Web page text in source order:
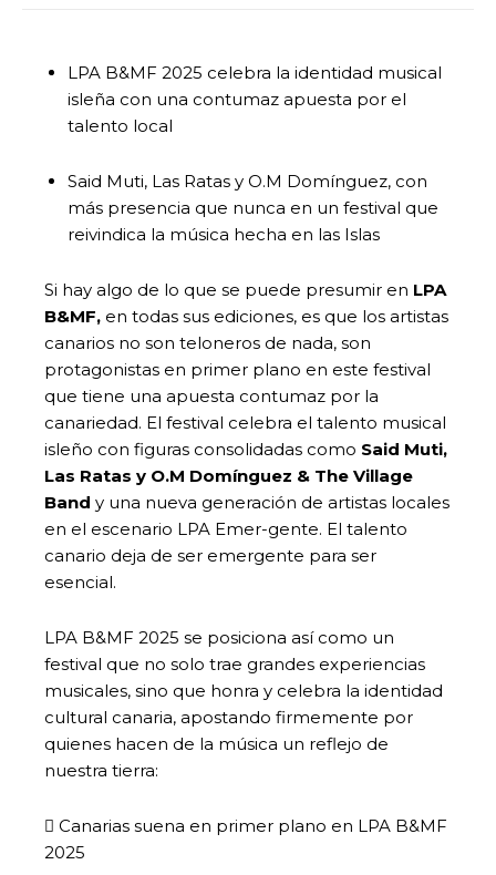
LPA B&MF 2025 celebra la identidad musical
isleña con una contumaz apuesta por el
talento local
Said Muti, Las Ratas y O.M Domínguez, con
más presencia que nunca en un festival que
reivindica la música hecha en las Islas
Si hay algo de lo que se puede presumir en LPA
B&MF, en todas sus ediciones, es que los artistas
canarios no son teloneros de nada, son
protagonistas en primer plano en este festival
que tiene una apuesta contumaz por la
canariedad. El festival celebra el talento musical
isleño con figuras consolidadas como Said Muti,
Las Ratas y O.M Domínguez & The Village
Band y una nueva generación de artistas locales
en el escenario LPA Emer-gente. El talento
canario deja de ser emergente para ser
esencial.
LPA B&MF 2025 se posiciona así como un
festival que no solo trae grandes experiencias
musicales, sino que honra y celebra la identidad
cultural canaria, apostando firmemente por
quienes hacen de la música un reflejo de
nuestra tierra:
 Canarias suena en primer plano en LPA B&MF
2025